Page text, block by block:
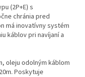
(2P+E) s
chránia pred
má inovatívny systém
káblov pri navíjaní a
oleju odolným káblom
Poskytuje